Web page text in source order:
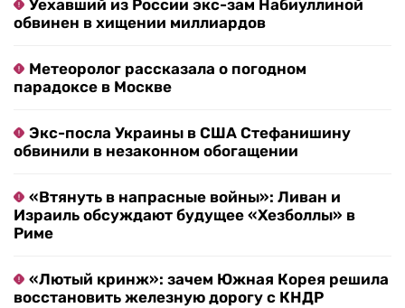
Уехавший из России экс-зам Набиуллиной
обвинен в хищении миллиардов
Метеоролог рассказала о погодном
парадоксе в Москве
Экс-посла Украины в США Стефанишину
обвинили в незаконном обогащении
«Втянуть в напрасные войны»: Ливан и
Израиль обсуждают будущее «Хезболлы» в
Риме
«Лютый кринж»: зачем Южная Корея решила
восстановить железную дорогу с КНДР